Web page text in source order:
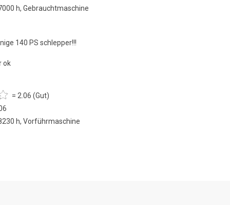
h, Gebrauchtmaschine
140 PS schlepper!!!
ok
= 2.06 (Gut)
h, Vorführmaschine